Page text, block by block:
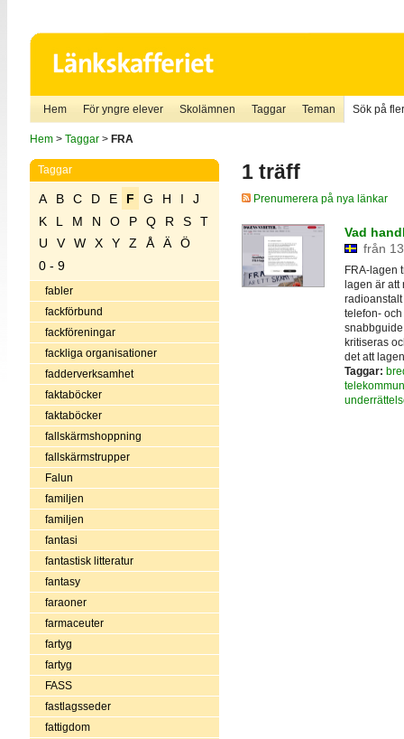
Hem För yngre elever Skolämnen Taggar Teman Sök på
Hem> Taggar> FRA
Taggar
A B C D E F G H I
J
K
L M N O P Q R S
T
U
V W X Y Z Å Ä
Ö
0 - 9
fabler
fackförbund
fackföreningar
fackliga organisationer
fadderverksamhet
faktaböcker
faktaböcker
fallskärmshoppning
fallskärmstrupper
Falun
familjen
familjen
fantasi
fantastisk litteratur
fantasy
faraoner
farmaceuter
fartyg
fartyg
FASS
fastlagsseder
fattigdom
1 träff
Prenumerera på nya länkar
Vad
från
FRA-lagen
lagen är att
telefon-
kritiseras
det att
Taggar: